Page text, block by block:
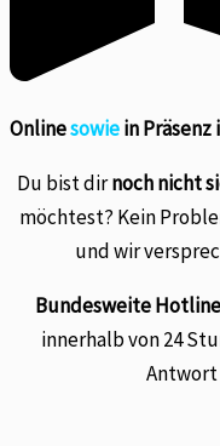
Onlinesowiein
Du bist dirnoch nicht
möchtest? Kein
und wir
Bundesweite
innerhalb von 24
Antwort